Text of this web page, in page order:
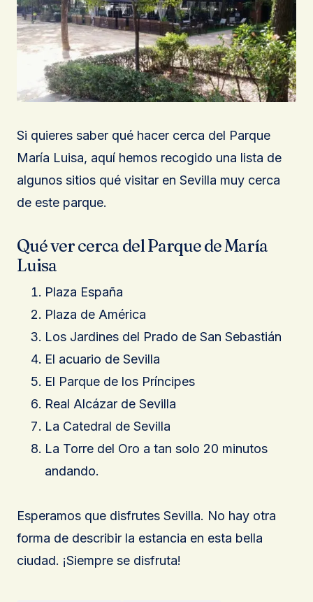
Si quieres saber qué hacer cerca del Parque
María Luisa, aquí hemos recogido una lista de
algunos sitios qué visitar en Sevilla muy cerca
de este parque.
Qué ver cerca del Parque de María
Luisa
Plaza España
Plaza de América
Los Jardines del Prado de San Sebastián
El acuario de Sevilla
El Parque de los Príncipes
Real Alcázar de Sevilla
La Catedral de Sevilla
La Torre del Oro a tan solo 20 minutos
andando.
Esperamos que disfrutes Sevilla. No hay otra
forma de describir la estancia en esta bella
ciudad. ¡Siempre se disfruta!